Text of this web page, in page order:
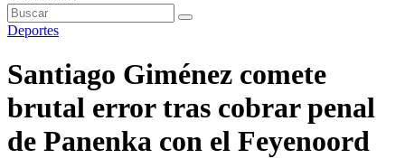
Deportes
Santiago Giménez comete
brutal error tras cobrar penal
de Panenka con el Feyenoord